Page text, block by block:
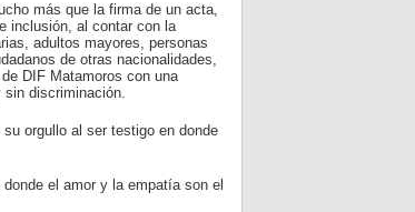
más que la firma de un acta,
inclusión, al contar con la
adultos mayores, personas
de otras nacionalidades,
DIF Matamoros con una
discriminación.
orgullo al ser testigo en donde
el amor y la empatía son el